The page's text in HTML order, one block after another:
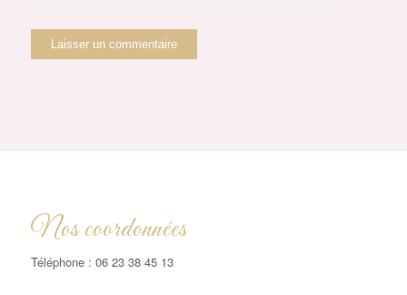
Nos coordonnées
Téléphone : 06 23 38 45 13